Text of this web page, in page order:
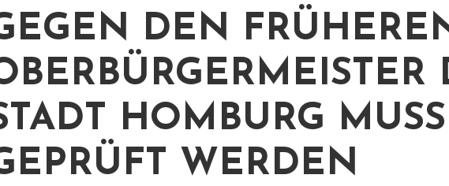
DEN
HOMBURG
WERDEN